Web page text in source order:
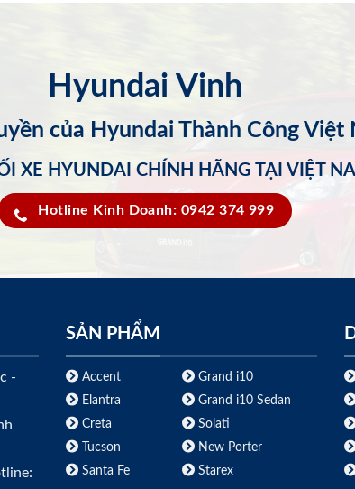
Hyundai Vinh
của Hyundai Thành Công Việt
XE HYUNDAI CHÍNH HÃNG TẠI VIỆT
Hotline Kinh Doanh: 0942 374 999
-
SẢN PHẨM
Accent
Elantra
Creta
Tucson
Santa Fe
Grand i10
Grand i10 Sedan
Solati
New Porter
Starex